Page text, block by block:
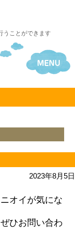
うことができます
2023年8月5日
オイが気にな
ひお問い合わ